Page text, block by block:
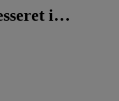
i…